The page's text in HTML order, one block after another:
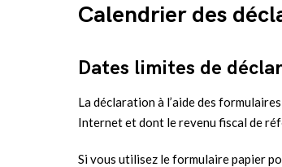
Calendrier des
Dates limites de
La déclaration à l’aide des
Internet et dont le revenu fiscal de
Si vous utilisez le formulaire papier